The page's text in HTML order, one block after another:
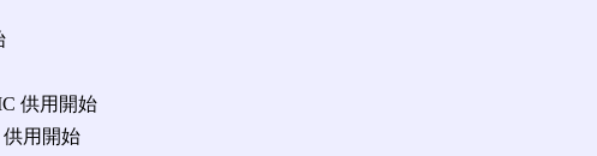
供用開始
供用開始